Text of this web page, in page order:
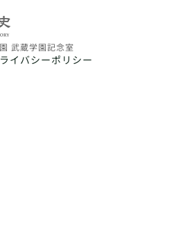
武蔵学園記念室
イバシーポリシー